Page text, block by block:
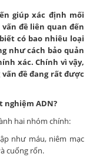
giúp xác định mối
đề liên quan đến
có bao nhiêu loại
như cách bảo quản
xác. Chính vì vậy,
đề đang rất được
nghiệm ADN?
hai nhóm chính:
như máu, niêm mạc
cuống rốn.